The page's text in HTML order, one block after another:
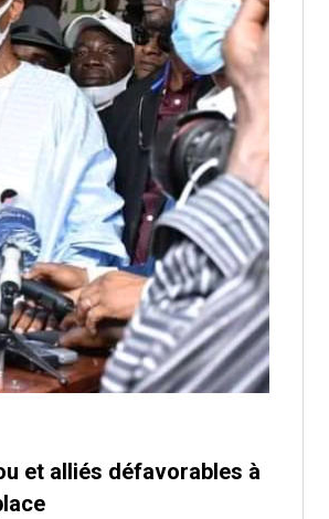
et alliés défavorables à